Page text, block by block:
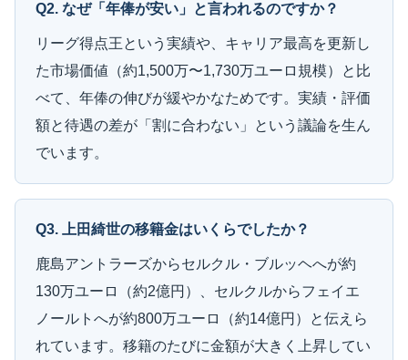
Q2. なぜ「年俸が安い」と言われるのですか？
リーグ得点王という実績や、キャリア最高を更新し
た市場価値（約1,500万〜1,730万ユーロ規模）と比
べて、年俸の伸びが緩やかなためです。実績・評価
額と待遇の差が「割に合わない」という議論を生ん
でいます。
Q3. 上田綺世の移籍金はいくらでしたか？
鹿島アントラーズからセルクル・ブルッヘへが約
130万ユーロ（約2億円）、セルクルからフェイエ
ノールトへが約800万ユーロ（約14億円）と伝えら
れています。移籍のたびに金額が大きく上昇してい